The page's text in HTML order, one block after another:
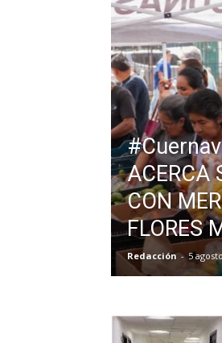
ACERCA
CON
FLORES
Redacción - 5